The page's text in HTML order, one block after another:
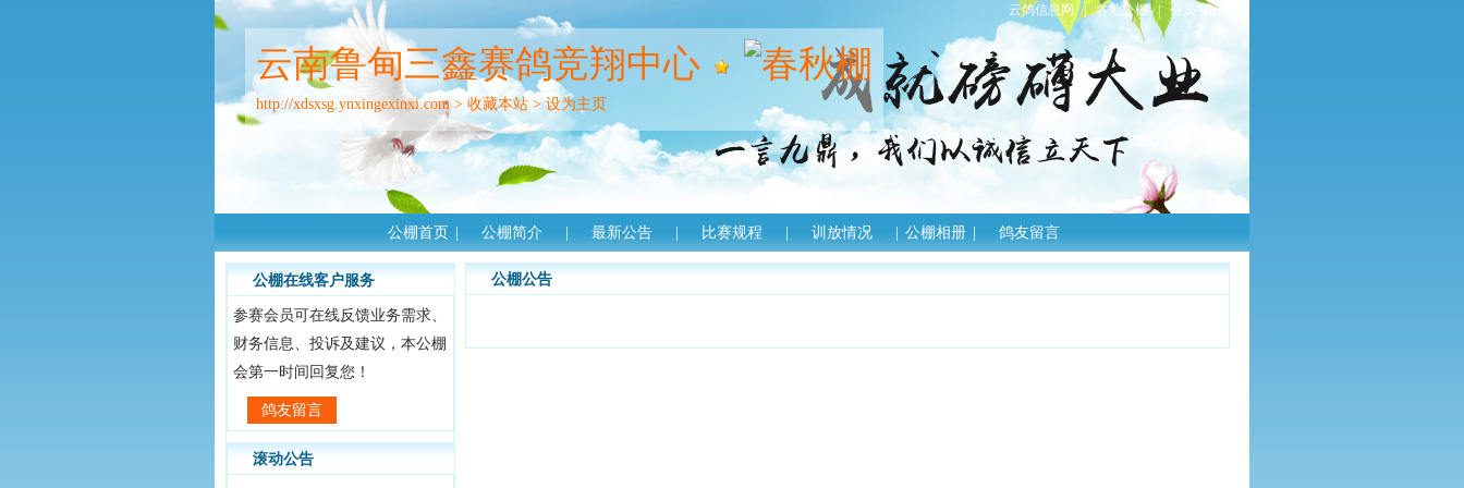
云鸽信息网 | 各地公棚 会员中心
云南鲁甸三鑫赛鸽竞翔中心
http://xdsxsg.ynxingexinxi.com > 收藏本站 >设为主页
公棚首页 公棚简介 最新公告 比赛规程 训放情况 公棚相册 鸽友留言
公棚在线客户服务
参赛会员可在线反馈业务需求、
财务信息、投诉及建议，本公棚
会第一时间回复您！
鸽友留言
滚动公告
公棚公告